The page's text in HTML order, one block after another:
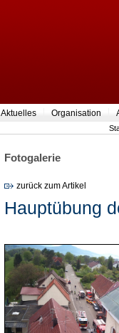
Aktuelles Organisation
Fotogalerie
zurück zum Artikel
Hauptübung